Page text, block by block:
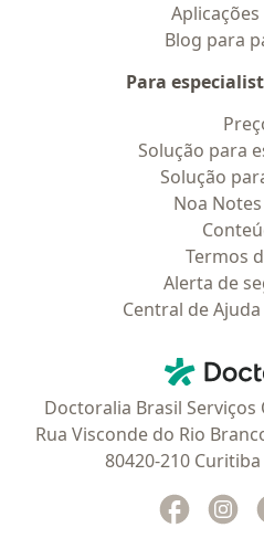
Blog para
Para
Solução para
Solução
Noa Notes
Termos
Alerta de
Central de
Doctoralia Brasil
Rua Visconde do Rio
80420-210
abre